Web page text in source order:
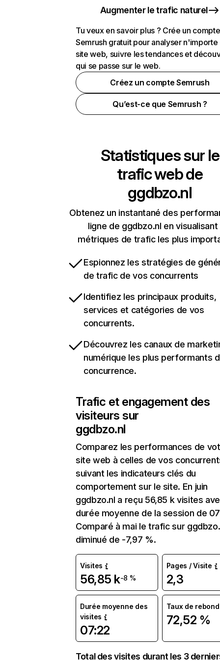
Augmenter le trafic naturel
Tu veux en savoir plus ? Crée un compte
Semrush gratuit pour analyser n'importe
site web, suivre les tendances et
qui se passe sur le web.
Créez un compte Semrush
Qu’est-ce que Semrush ?
Statistiques sur le
trafic web de
ggdbzo.nl
Obtenez un instantané des
ligne de ggdbzo.nl en visualisant
métriques de trafic les plus
Espionnez les stratégies de
de trafic de vos concurrents
Identifiez les principaux produits,
services et catégories de vos
concurrents.
Découvrez les canaux de
numérique les plus performants
concurrence.
Trafic et engagement des
visiteurs sur
ggdbzo.nl
Comparez les performances de
site web à celles de vos
suivant les indicateurs clés du
comportement sur le site. En juin
ggdbzo.nl a reçu 56,85 k visites
durée moyenne de la session de
Comparé à mai le trafic sur
diminué de -7,97 %.
Visites
56,85 k-8 %
Pages / Visite
2,3
Durée moyenne des
visites
07:22
Taux de rebond
72,52 %
Total des visites durant les 3